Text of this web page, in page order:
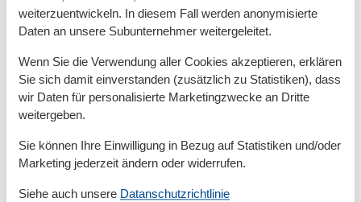
Zum Supermarkt
650 m
Größe 65 m²
Serviceeinrichtungen
Backofen
Bad/WC
BADEWANNE
Balkon
Doppelbett
weiterzuentwickeln. In diesem Fall werden anonymisierte
Daten an unsere Subunternehmer weitergeleitet.
Wenn Sie die Verwendung aller Cookies akzeptieren, erklären
Sie sich damit einverstanden (zusätzlich zu Statistiken), dass
wir Daten für personalisierte Marketingzwecke an Dritte
weitergeben.
Sie können Ihre Einwilligung in Bezug auf Statistiken und/oder
Marketing jederzeit ändern oder widerrufen.
Siehe auch unsere Datanschutzrichtlinie